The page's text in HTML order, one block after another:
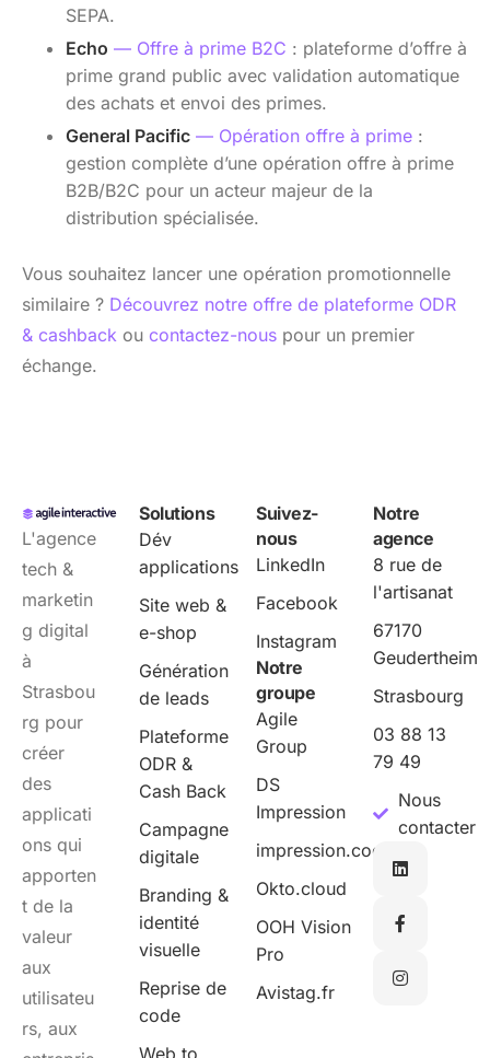
SEPA.
Echo — Offre à prime B2C : plateforme d’offre à
prime grand public avec validation automatique
des achats et envoi des primes.
General Pacific — Opération offre à prime :
gestion complète d’une opération offre à prime
B2B/B2C pour un acteur majeur de la
distribution spécialisée.
Vous souhaitez lancer une opération promotionnelle
similaire ? Découvrez notre offre de plateforme ODR
& cashback ou contactez-nous pour un premier
échange.
L'agence
tech &
marketin
g digital
à
Strasbou
rg pour
créer
des
applicati
ons qui
apporten
t de la
valeur
aux
utilisateu
rs, aux
Solutions
Dév
applications
Site web &
e-shop
Génération
de leads
Plateforme
ODR &
Cash Back
Campagne
digitale
Branding &
identité
visuelle
Reprise de
code
Web to
Suivez-
nous
LinkedIn
Facebook
Instagram
Notre
groupe
Agile
Group
DS
Impression
impression.cool
Okto.cloud
OOH Vision
Pro
Avistag.fr
Notre
agence
8 rue de
l'artisanat
67170
Geudertheim
Strasbourg
03 88 13
79 49
Nous
contacter